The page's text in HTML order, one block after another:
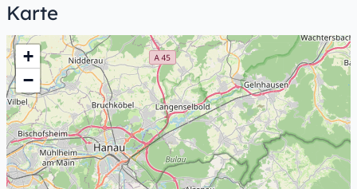
Karte
+
−